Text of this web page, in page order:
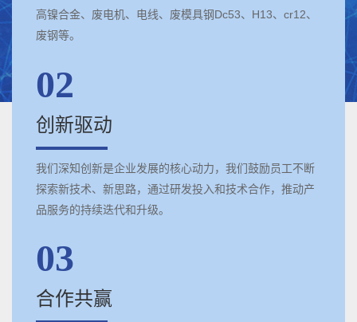
高镍合金、废电机、电线、废模具钢Dc53、H13、cr12、
废钢等。
02
创新驱动
我们深知创新是企业发展的核心动力，我们鼓励员工不断
探索新技术、新思路，通过研发投入和技术合作，推动产
品服务的持续迭代和升级。
03
合作共赢